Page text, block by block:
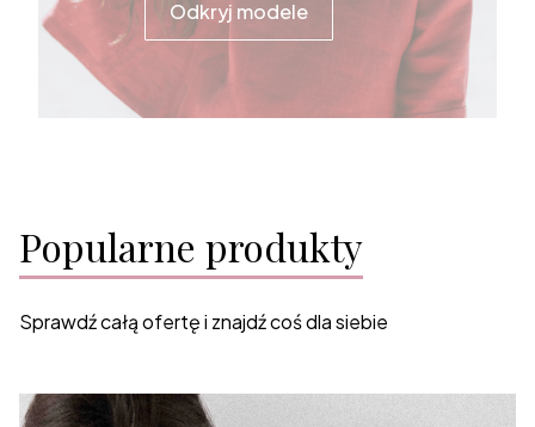
Odkryj modele
Popularne produkty
Sprawdź całą ofertę i znajdź coś dla siebie